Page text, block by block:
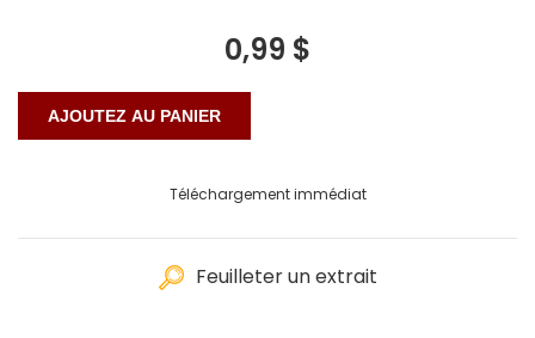
0,99 $
Téléchargement immédiat
Feuilleter un extrait